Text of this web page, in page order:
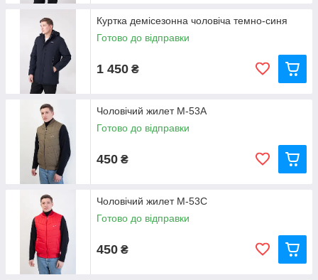
Куртка демісезонна чоловіча темно-синя
Готово до відправки
1 450 ₴
Чоловічий жилет M-53A
Готово до відправки
450 ₴
Чоловічий жилет M-53С
Готово до відправки
450 ₴